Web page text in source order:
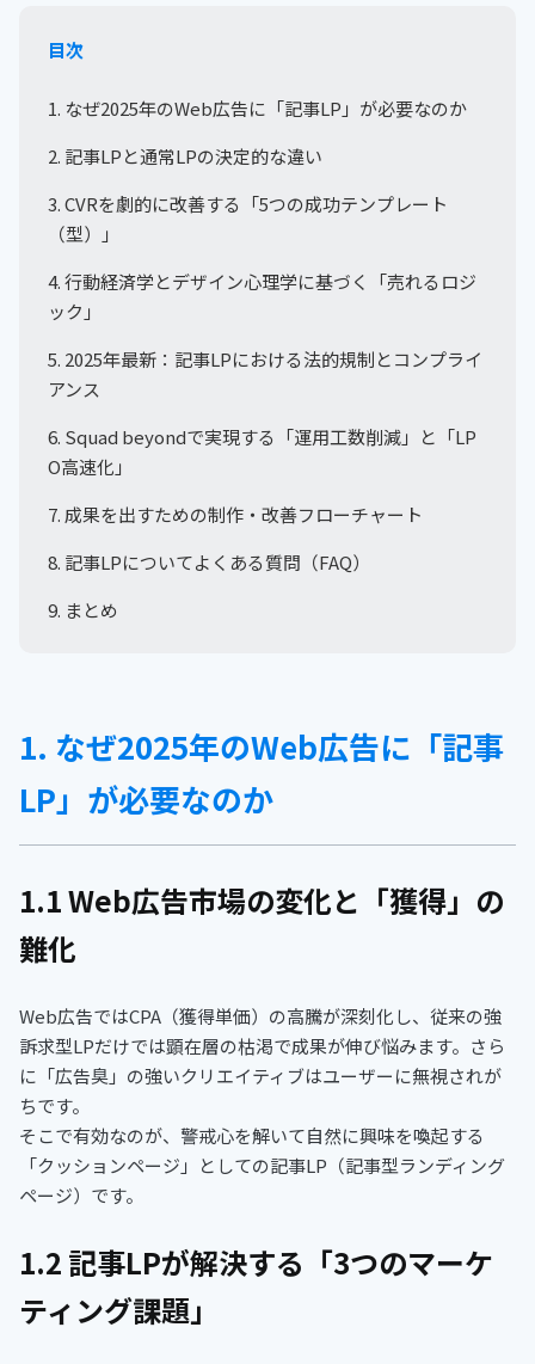
目次
1. なぜ2025年のWeb広告に「記事LP」が必要なのか
2. 記事LPと通常LPの決定的な違い
3. CVRを劇的に改善する「5つの成功テンプレート
（型）」
4. 行動経済学とデザイン心理学に基づく「売れるロジ
ック」
5. 2025年最新：記事LPにおける法的規制とコンプライ
アンス
6. Squad beyondで実現する「運用工数削減」と「LP
O高速化」
7. 成果を出すための制作・改善フローチャート
8. 記事LPについてよくある質問（FAQ）
9. まとめ
1. なぜ2025年のWeb広告に「記事
LP」が必要なのか
1.1 Web広告市場の変化と「獲得」の
難化
Web広告ではCPA（獲得単価）の高騰が深刻化し、従来の強
訴求型LPだけでは顕在層の枯渇で成果が伸び悩みます。さら
に「広告臭」の強いクリエイティブはユーザーに無視されが
ちです。
そこで有効なのが、警戒心を解いて自然に興味を喚起する
「クッションページ」としての記事LP（記事型ランディング
ページ）です。
1.2 記事LPが解決する「3つのマーケ
ティング課題」